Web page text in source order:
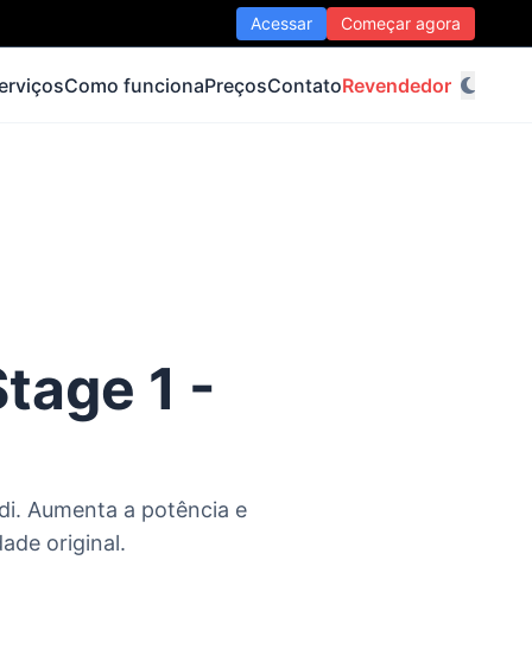
Acessar Começar agora
Como funcionaPreçosContatoRevendedor
1 -
Aumenta a potência e
original.